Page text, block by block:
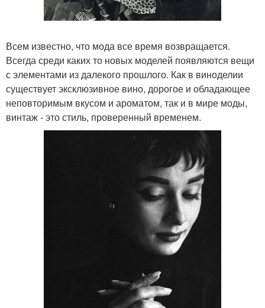
Всем известно, что мода все время возвращается.
Всегда среди каких то новых моделей появляются вещи
с элементами из далекого прошлого. Как в виноделии
существует эксклюзивное вино, дорогое и обладающее
неповторимым вкусом и ароматом, так и в мире моды,
винтаж - это стиль, проверенный временем.